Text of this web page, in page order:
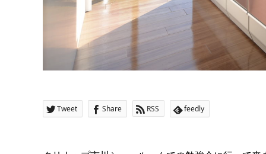
Tweet Share RSS feedly